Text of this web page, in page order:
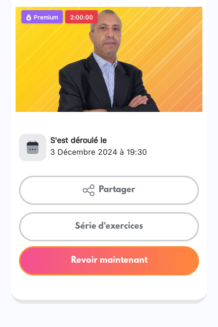
Premium 2:00:00
S'est déroulé le
3 Décembre 2024 à 19:30
Partager
Série d'exercices
Revoir maintenant